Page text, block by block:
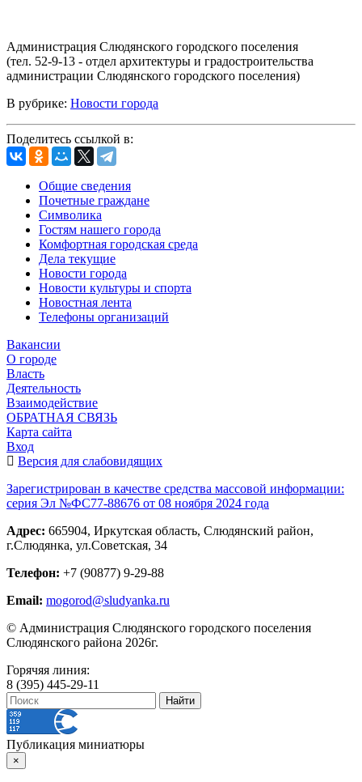
Администрация Слюдянского городского поселения
(тел. 52-9-13 - отдел архитектуры и градостроительства
администрации Слюдянского городского поселения)
В рубрике: Новости города
Поделитесь ссылкой в:
Общие сведения
Почетные граждане
Символика
Гостям нашего города
Комфортная городская среда
Дела текущие
Новости города
Новости культуры и спорта
Новостная лента
Телефоны организаций
Вакансии
О городе
Власть
Деятельность
Взаимодействие
ОБРАТНАЯ СВЯЗЬ
Карта сайта
Вход
Версия для слабовидящих
Зарегистрирован в качестве средства массовой информации:
серия Эл №ФС77-88676 от 08 ноября 2024 года
Адрес: 665904, Иркутская область, Слюдянский район,
г.Слюдянка, ул.Советская, 34
Телефон: +7 (90877) 9-29-88
Email: mogorod@sludyanka.ru
© Администрация Слюдянского городского поселения
Слюдянского района 2026г.
Горячяя линия:
8 (395) 445-29-11
Публикация миниатюры
×